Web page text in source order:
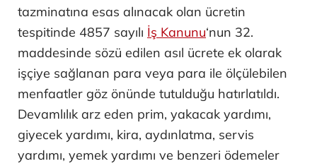
tazminatına esas alınacak olan ücretin
tespitinde 4857 sayılı İş Kanunu‘nun 32.
maddesinde sözü edilen asıl ücrete ek olarak
işçiye sağlanan para veya para ile ölçülebilen
menfaatler göz önünde tutulduğu hatırlatıldı.
Devamlılık arz eden prim, yakacak yardımı,
giyecek yardımı, kira, aydınlatma, servis
yardımı, yemek yardımı ve benzeri ödemeler